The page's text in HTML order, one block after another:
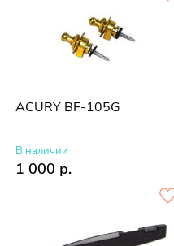
ACURY BF-105G
В наличии
1 000 р.